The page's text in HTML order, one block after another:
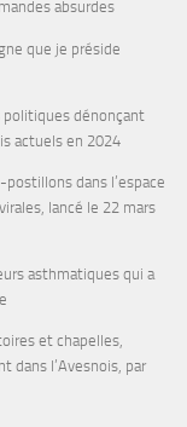
absurdes
que je préside
politiques dénonçant
actuels en 2024
postillons dans l’espace
lancé le 22 mars
asthmatiques qui a
et chapelles,
dans l’Avesnois, par